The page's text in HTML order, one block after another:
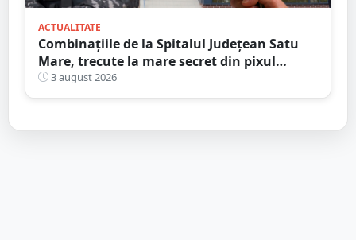
ACTUALITATE
Combinațiile de la Spitalul Județean Satu
Mare, trecute la mare secret din pixul
ministrului
3 august 2026